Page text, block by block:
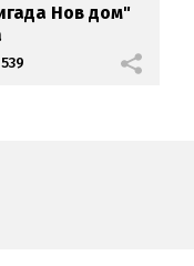
Нов дом"
539